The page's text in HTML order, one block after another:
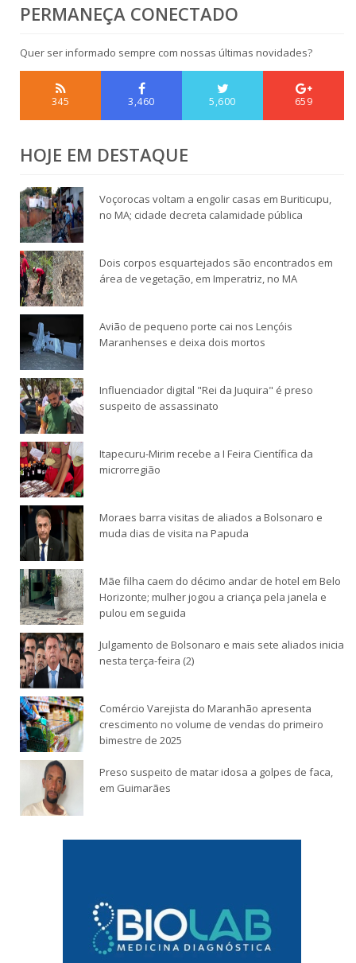
PERMANEÇA CONECTADO
Quer ser informado sempre com nossas últimas novidades?
345 3,460 5,600 659
HOJE EM DESTAQUE
Voçorocas voltam a engolir casas em Buriticupu,
no MA; cidade decreta calamidade pública
Dois corpos esquartejados são encontrados em
área de vegetação, em Imperatriz, no MA
Avião de pequeno porte cai nos Lençóis
Maranhenses e deixa dois mortos
Influenciador digital "Rei da Juquira" é preso
suspeito de assassinato
Itapecuru-Mirim recebe a I Feira Científica da
microrregião
Moraes barra visitas de aliados a Bolsonaro e
muda dias de visita na Papuda
Mãe filha caem do décimo andar de hotel em Belo
Horizonte; mulher jogou a criança pela janela e
pulou em seguida
Julgamento de Bolsonaro e mais sete aliados inicia
nesta terça-feira (2)
Comércio Varejista do Maranhão apresenta
crescimento no volume de vendas do primeiro
bimestre de 2025
Preso suspeito de matar idosa a golpes de faca,
em Guimarães